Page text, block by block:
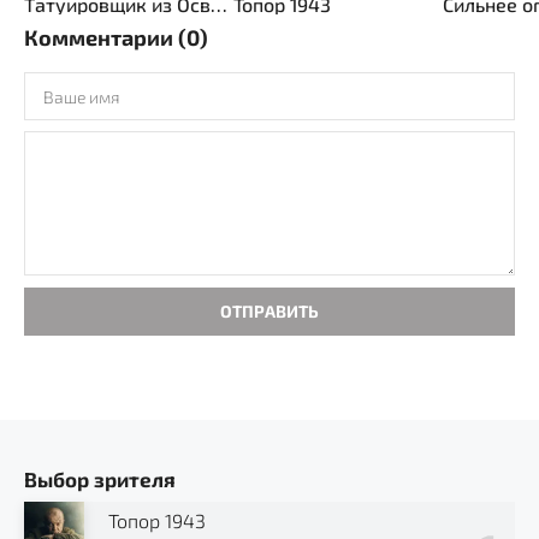
Комментарии (0)
ОТПРАВИТЬ
Выбор зрителя
Топор 1943